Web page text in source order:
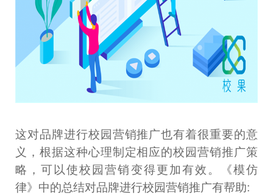
这对品牌进行校园营销推广也有着很重要的意
义，根据这种心理制定相应的校园营销推广策
略，可以使校园营销变得更加有效。《模仿
律》中的总结对品牌进行校园营销推广有帮助: